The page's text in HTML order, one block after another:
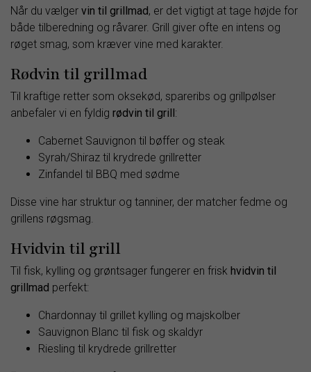
Når du vælger vin til grillmad, er det vigtigt at tage højde for
både tilberedning og råvarer. Grill giver ofte en intens og
røget smag, som kræver vine med karakter.
Rødvin til grillmad
Til kraftige retter som oksekød, spareribs og grillpølser
anbefaler vi en fyldig rødvin til grill:
Cabernet Sauvignon til bøffer og steak
Syrah/Shiraz til krydrede grillretter
Zinfandel til BBQ med sødme
Disse vine har struktur og tanniner, der matcher fedme og
grillens røgsmag.
Hvidvin til grill
Til fisk, kylling og grøntsager fungerer en frisk hvidvin til
grillmad perfekt:
Chardonnay til grillet kylling og majskolber
Sauvignon Blanc til fisk og skaldyr
Riesling til krydrede grillretter